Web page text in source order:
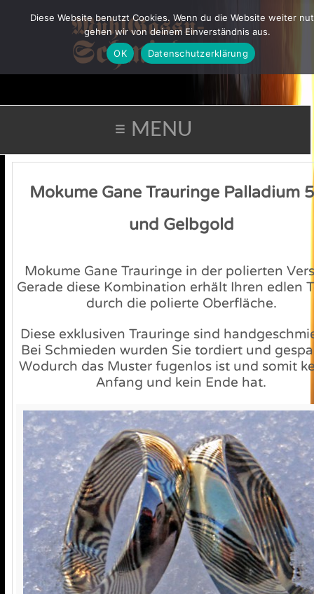
≡ MENU
Mokume Gane Trauringe Palladium
und Gelbgold
Mokume Gane Trauringe in der polierten
Gerade diese Kombination erhält Ihren edlen
durch die polierte Oberfläche.
Diese exklusiven Trauringe sind
Bei Schmieden wurden Sie tordiert und
Wodurch das Muster fugenlos ist und somit
Anfang und kein Ende hat.
Diese Website benutzt Cookies. Wenn du die Website weiter
gehen wir von deinem Einverständnis aus.
OK
Datenschutzerklärung